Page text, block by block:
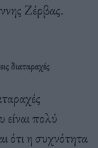
Ζέρβας.
διαταραχές
είναι πολύ
ότι η συχνότητα